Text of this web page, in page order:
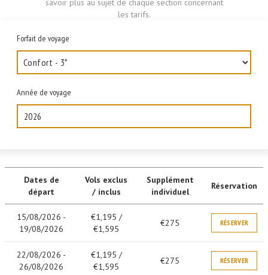
savoir plus au sujet de chaque section concernant
les tarifs.
Forfait de voyage
Année de voyage
2026
Dates de
départ
Vols exclus
/ inclus
Supplément
individuel
Réservation
15/08/2026 -
19/08/2026
€1,195 /
€1,595
€275 RÉSERVER
22/08/2026 -
26/08/2026
€1,195 /
€1,595
€275 RÉSERVER